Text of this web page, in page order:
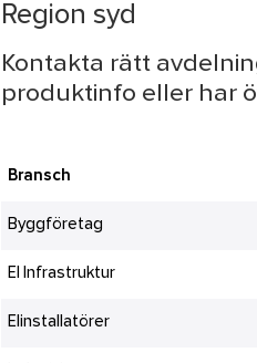
Region syd
Kontakta rätt
produktinfo eller har
Bransch
Byggföretag
El Infrastruktur
Elinstallatörer